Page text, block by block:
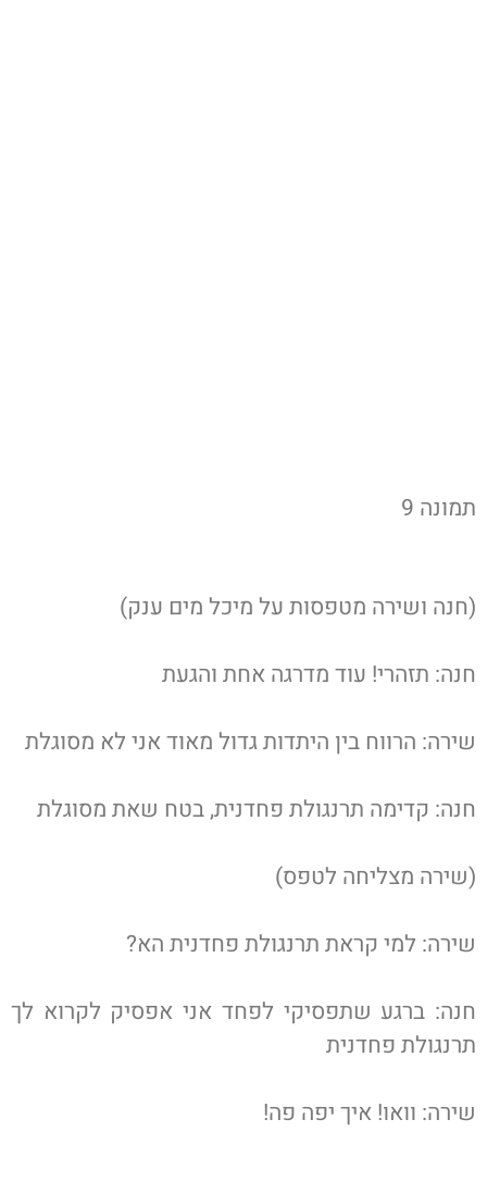
תמונה 9
(חנה ושירה מטפסות על מיכל מים ענק)
חנה: תזהרי! עוד מדרגה אחת והגעת
שירה: הרווח בין היתדות גדול מאוד אני לא מסוגלת
חנה: קדימה תרנגולת פחדנית, בטח שאת מסוגלת
(שירה מצליחה לטפס)
שירה: למי קראת תרנגולת פחדנית הא?
חנה: ברגע שתפסיקי לפחד אני אפסיק לקרוא לך
תרנגולת פחדנית
שירה: וואו! איך יפה פה!